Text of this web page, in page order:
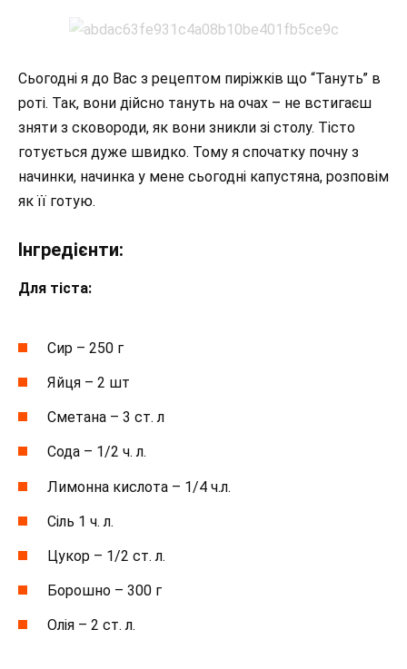
Сьогодні я до Вас з рецептом пиріжків що “Тануть” в
роті. Так, вони дійсно тануть на очах – не встигаєш
зняти з сковороди, як вони зникли зі столу. Тісто
готується дуже швидко. Тому я спочатку почну з
начинки, начинка у мене сьогодні капустяна, розповім
як її готую.
Інгредієнти:
Для тіста:
Сир – 250 г
Яйця – 2 шт
Сметана – 3 ст. л
Сода – 1/2 ч. л.
Лимонна кислота – 1/4 ч.л.
Сіль 1 ч. л.
Цукор – 1/2 ст. л.
Борошно – 300 г
Олія – 2 ст. л.